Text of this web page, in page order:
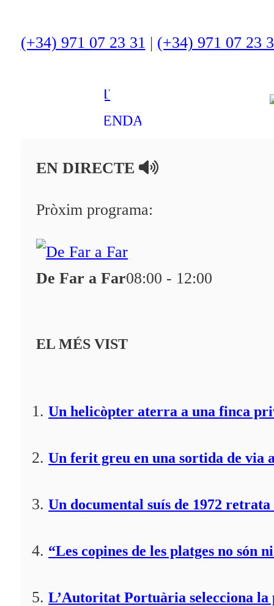
(+34) 971 07 23 31 | (+34) 971 07 23
ENTREVISTES
AMBIENT
AGENDA
A la Carta
Programació
Fes-te'n soci!
EN DIRECTE
Pròxim programa:
De Far a Far08:00 - 12:00
EL MÉS VIST
Un helicòpter aterra a una finca
Un ferit greu en una sortida de via
Un documental suís de 1972
“Les copines de les platges no
L’Autoritat Portuària selecciona